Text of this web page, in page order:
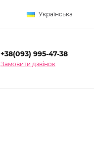
Українська
+38(093) 995-47-38
Замовити дзвінок